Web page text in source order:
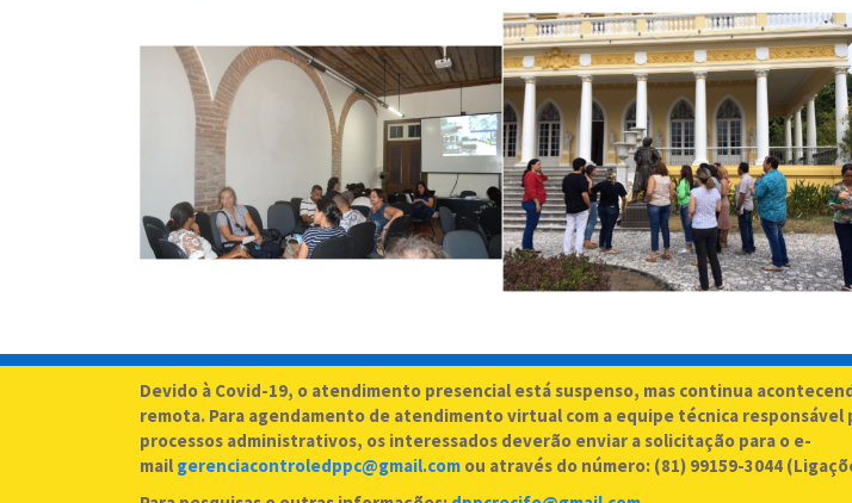
Devido à Covid-19, o atendimento presencial está suspenso, mas continua
remota. Para agendamento de atendimento virtual com a equipe técnica responsável
processos administrativos, os interessados deverão enviar a solicitação para o e-
mail gerenciacontroledppc@gmail.com ou através do número: (81) 99159-3044